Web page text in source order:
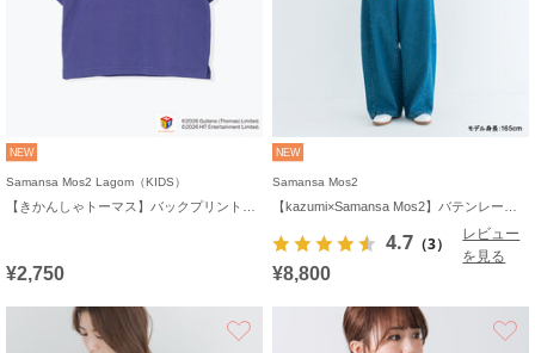
NEW
Samansa Mos2 Lagom（KIDS）
¥2,750
NEW
Samansa Mos2
4.7 （3）
レビュー
を見る
¥8,800